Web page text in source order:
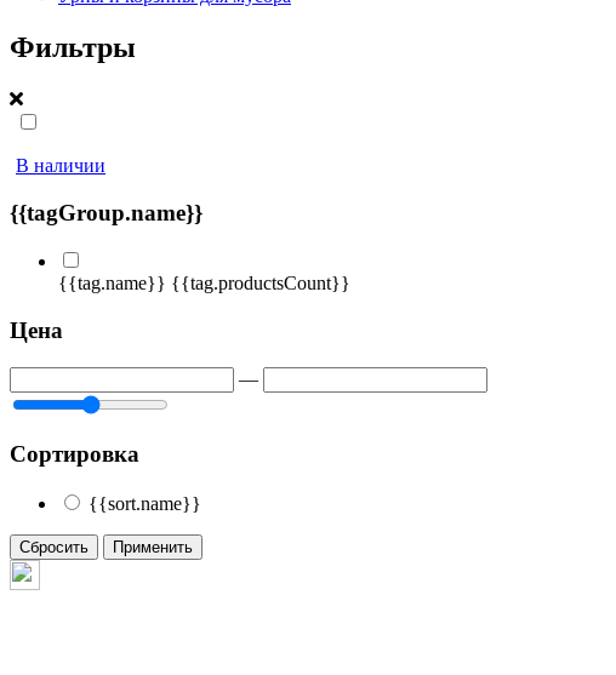
Фильтры
В наличии
{{tagGroup.name}}
{{tag.name}} {{tag.productsCount}}
Цена
—
Сортировка
{{sort.name}}
Сбросить Применить